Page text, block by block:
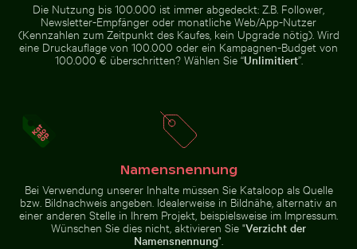
Stadtbusse vor Wolkenkratzern Eleganter Reiher am sonnigen
Eckbereich eines Industriegebäudes mit
Eckbereich eines
Industriegebäudes mit
Metallrohren und -paneelen
Stapel von verschiedenen
Stapel von verschiedenen
Schokoladentafeln mit Nüssen
Sandweg zur Insel Ko Nui
Die Nutzung bis 100.000 ist immer abgedeckt: Z.B. Follower,
Newsletter-Empfänger oder monatliche Web/App-Nutzer
(Kennzahlen zum Zeitpunkt des Kaufes, kein Upgrade nötig). Wird
eine Druckauflage von 100.000 oder ein Kampagnen-Budget von
100.000 € überschritten? Wählen Sie “Unlimitiert”.
Namensnennung
Bei Verwendung unserer Inhalte müssen Sie Kataloop als Quelle
bzw. Bildnachweis angeben. Idealerweise in Bildnähe, alternativ an
einer anderen Stelle in Ihrem Projekt, beispielsweise im Impressum.
Wünschen Sie dies nicht, aktivieren Sie "Verzicht der
Namensnennung".